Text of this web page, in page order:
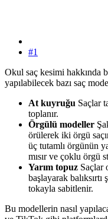
#1
Okul saç kesimi hakkında
yapılabilecek bazı saç
At kuyruğu Saçlar
toplanır.
Örgülü modeller
örülerek iki örgü
üç tutamlı örgünün
mısır ve çoklu örgü
Yarım topuz Saçlar
başlayarak
tokayla sabitlenir.
Bu modellerin nasıl